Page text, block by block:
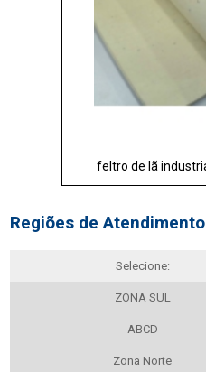
feltro de lã
Regiões de Atendimento
Selecione:
ZONA SUL
ABCD
Zona Norte